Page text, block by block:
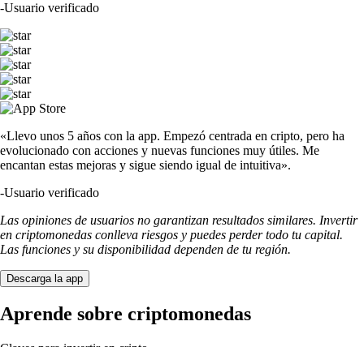
-Usuario verificado
«Llevo unos 5 años con la app. Empezó centrada en cripto, pero ha
evolucionado con acciones y nuevas funciones muy útiles. Me
encantan estas mejoras y sigue siendo igual de intuitiva».
-Usuario verificado
Las opiniones de usuarios no garantizan resultados similares. Invertir
en criptomonedas conlleva riesgos y puedes perder todo tu capital.
Las funciones y su disponibilidad dependen de tu región.
Descarga la app
Aprende sobre criptomonedas